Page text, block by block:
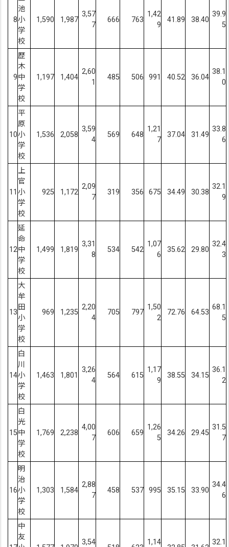
8
池
小
学
校
1,590 1,987
3,57
7
666 763
1,42
9
41.89 38.40
39.9
5
9
歴
木
中
学
校
1,197 1,404
2,60
1
485 506 991 40.52 36.04
38.1
0
10
平
原
小
学
校
1,536 2,058
3,59
4
569 648
1,21
7
37.04 31.49
33.8
6
11
上
官
小
学
校
925 1,172
2,09
7
319 356 675 34.49 30.38
32.1
9
12
延
命
中
学
校
1,499 1,819
3,31
8
534 542
1,07
6
35.62 29.80
32.4
3
13
大
牟
田
小
学
校
969 1,235
2,20
4
705 797
1,50
2
72.76 64.53
68.1
5
14
白
川
小
学
校
1,463 1,801
3,26
4
564 615
1,17
9
38.55 34.15
36.1
2
15
白
光
中
学
校
1,769 2,238
4,00
7
606 659
1,26
5
34.26 29.45
31.5
7
16
明
治
小
学
校
1,303 1,584
2,88
7
458 537 995 35.15 33.90
34.4
6
中
友
3,54
1,14
32.1